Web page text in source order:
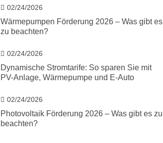
02/24/2026
Wärmepumpen Förderung 2026 – Was gibt es
zu beachten?
02/24/2026
Dynamische Stromtarife: So sparen Sie mit
PV-Anlage, Wärmepumpe und E-Auto
02/24/2026
Photovoltaik Förderung 2026 – Was gibt es zu
beachten?